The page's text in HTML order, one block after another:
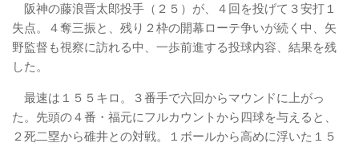
阪神の藤浪晋太郎投手（２５）が、４回を投げて３安打１
失点。４奪三振と、残り２枠の開幕ローテ争いが続く中、矢
野監督も視察に訪れる中、一歩前進する投球内容、結果を残
した。
最速は１５５キロ。３番手で六回からマウンドに上がっ
た。先頭の４番・福元にフルカウントから四球を与えると、
２死二塁から碓井との対戦。１ボールから高めに浮いた１５